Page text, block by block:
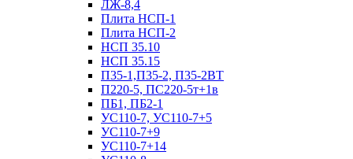
ЛЖ-8,4
Плита НСП-1
Плита НСП-2
НСП 35.10
НСП 35.15
П35-1,П35-2, П35-2ВТ
П220-5, ПС220-5т+1в
ПБ1, ПБ2-1
УС110-7, УС110-7+5
УС110-7+9
УС110-7+14